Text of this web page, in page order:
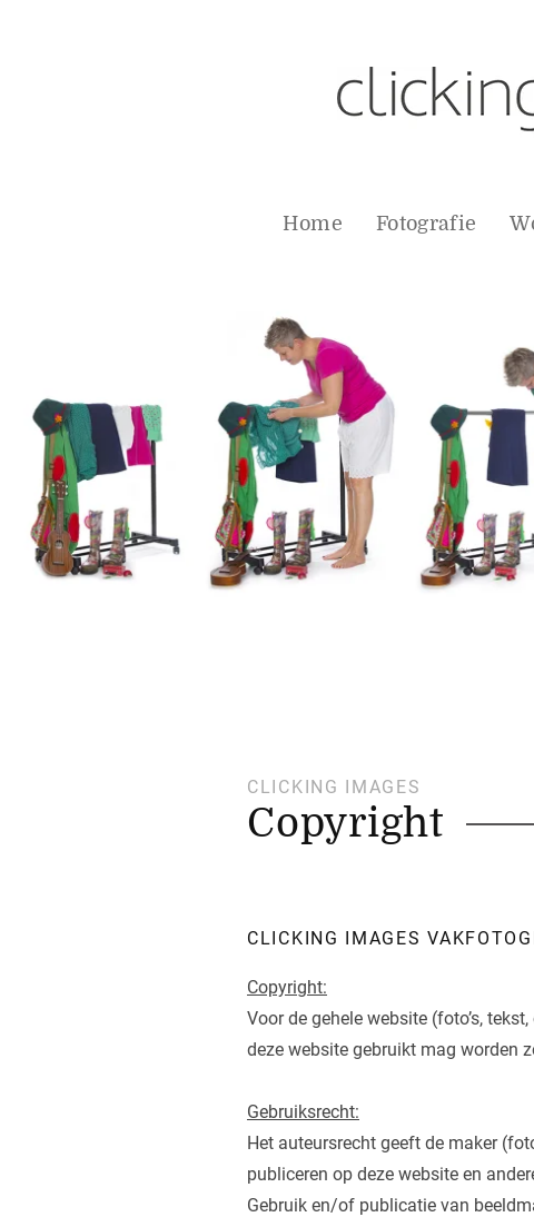
Home Fotografie
CLICKING IMAGES
Copyright
CLICKING IMAGES
Copyright:
Voor de gehele website (foto’s,
deze website gebruikt mag worden
Gebruiksrecht:
Het auteursrecht geeft de maker
publiceren op deze website en
Gebruik en/of publicatie van